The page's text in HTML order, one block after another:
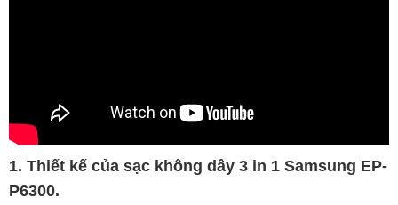
1. Thiết kế của sạc không dây 3 in 1 Samsung EP-
P6300.